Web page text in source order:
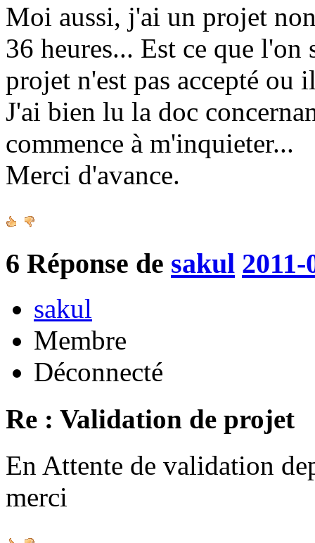
Moi aussi, j'ai un projet
36 heures... Est ce que l'on
projet n'est pas accepté ou
J'ai bien lu la doc
commence à m'inquieter...
Merci d'avance.
6 Réponse de sakul
sakul
Membre
Déconnecté
Re : Validation de projet
En Attente de validation
merci